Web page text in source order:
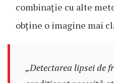
combinație cu alte
obține o imagine mai
„Detectarea lipsei de